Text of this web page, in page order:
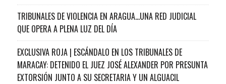
TRIBUNALES DE VIOLENCIA EN ARAGUA…UNA RED JUDICIAL
QUE OPERA A PLENA LUZ DEL DÍA
EXCLUSIVA ROJA | ESCÁNDALO EN LOS TRIBUNALES DE
MARACAY: DETENIDO EL JUEZ JOSÉ ALEXANDER POR PRESUNTA
EXTORSIÓN JUNTO A SU SECRETARIA Y UN ALGUACIL